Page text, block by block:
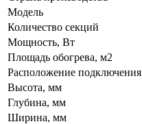
Модель
Количество секций
Мощность, Вт
Площадь обогрева, м2
Расположение подключения
Высота, мм
Глубина, мм
Ширина, мм